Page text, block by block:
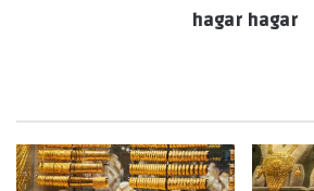
hagar hagar